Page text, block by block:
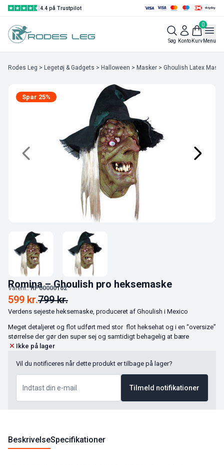
4.4 på Trustpilot
Søg Konto
0
KurvMenu
Rodes Leg > Legetøj & Gadgets > Halloween > Masker > Ghoulish Latex
Spar 25%
Romina – Ghoulish pro heksemaske
Varenr.:RP00000102
799kr.
599 kr.
Verdens sejeste heksemaske, produceret af Ghoulish i Mexico
Meget detaljeret og flot udført med stor flot heksehat og i en “oversize”
størrelse der gør den super sej og samtidigt behagelig at bære
Ikke på lager
Vil du notificeres når dette produkt er tilbage på lager?
Tilmeld notifikationer
BeskrivelseSpecifikationer